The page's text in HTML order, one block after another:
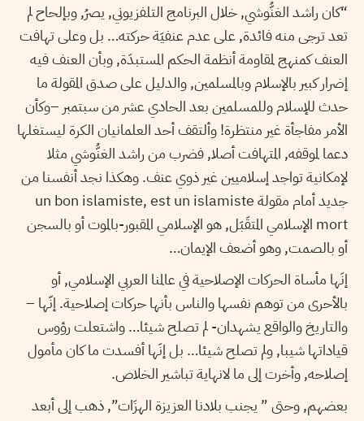
“كان راشد الغنُّوشي, خلال البرنامج التلفزيوني, يصرُ, وبإلحاح لم
تعد ترجى منه فائدة, على عدم عنفيَة حركته… بل وعلى تهافت
العنف كمنهج لمقاومة أنظمة الحكم المستبدَة, وبأن العنف فيه
إضرار كبير بالإسلام وبالمسلمين, والدليل على صدق المقولة ما
حدث للإسلام وللمسلمين بعد الحادي عشر من سبتمبر –وكأن
الأمر مفاجأة غير منتظرة! وألتقف أحد العلمانيان الكرة ليستغلها
دعما لموقفه, المتهافت أصلا, فضرب من راشد الغنُّوشي مثلا
لإمكانية تواجد إسلاميين غير ذوي عنف. وهكذا نجد أنفسنا من
جديد أمام مقولة un bon islamiste, est un islamiste
mort الإسلامي المتقَبَل, هو الإسلامي المقبور-بالموت أو بالسجن
أو بالصمت, وهو أضعف الإيمان…
إنَها مأساة الحركات الإصلاحية في عالمنا العربي الإسلامي, أو
بالأحرى من توهم نفسها والناس بأنها حركات إصلاحية. إنّها –
والتاريخ والواقع يشهدان- لم تصلح شيئا… واشتعلت رؤوس
قياداتها شيبا, ولم تصلح شيئا… بل إنَها أفسدت ما كان مأمول
إصلاحه, وأخرت إلى ما لانهاية تباشير الخلاص.
بعضهم, وحتى ” يجنب بلادنا العزيزة الهزَات”, ذهب إلى أبعد